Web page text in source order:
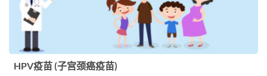
HPV疫苗 (子宫颈癌疫苗)